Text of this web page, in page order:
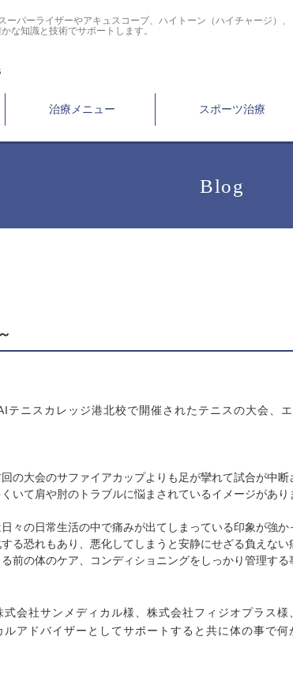
パーライザーやアキュスコープ、ハイトーン（ハイチャージ）、
な知識と技術でサポートします。
治療メニュー スポーツ治療
Blog
～
テニスカレッジ港北校で開催されたテニスの大会、
の大会のサファイアカップよりも足が攣れて試合が中断
いて肩や肘のトラブルに悩まされているイメージがあ
々の日常生活の中で痛みが出てしまっている印象が強か
る恐れもあり、悪化してしまうと安静にせざる負えな
前の体のケア、コンディショニングをしっかり管理す
会社サンメディカル様、株式会社フィジオプラス様
アドバイザーとしてサポートすると共に体の事で